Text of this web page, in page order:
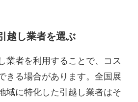
越し業者を選ぶ
業者を利用することで、コス
きる場合があります。全国展
域に特化した引越し業者はそ